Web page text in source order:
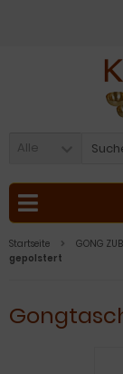
Alle
Startseite GONG
gepolstert